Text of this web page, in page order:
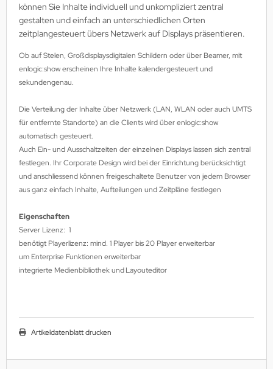
können Sie Inhalte individuell und unkompliziert zentral
gestalten und einfach an unterschiedlichen Orten
zeitplangesteuert übers Netzwerk auf Displays präsentieren.
Ob auf Stelen, Großdisplaysdigitalen Schildern oder über Beamer, mit
enlogic:show erscheinen Ihre Inhalte kalendergesteuert und
sekundengenau.
Die Verteilung der Inhalte über Netzwerk (LAN, WLAN oder auch UMTS
für entfernte Standorte) an die Clients wird über enlogic:show
automatisch gesteuert.
Auch Ein- und Ausschaltzeiten der einzelnen Displays lassen sich zentral
festlegen. Ihr Corporate Design wird bei der Einrichtung berücksichtigt
und anschliessend können freigeschaltete Benutzer von jedem Browser
aus ganz einfach Inhalte, Aufteilungen und Zeitpläne festlegen
Eigenschaften
Server Lizenz: 1
benötigt Playerlizenz: mind. 1 Player bis 20 Player erweiterbar
um Enterprise Funktionen erweiterbar
integrierte Medienbibliothek undLayouteditor
Artikeldatenblatt drucken